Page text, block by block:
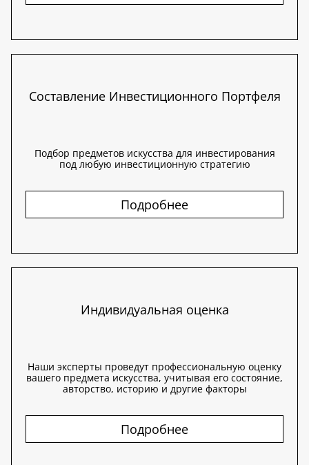
Составление Инвестиционного Портфеля
Подбор предметов искусства для инвестирования
под любую инвестиционную стратегию
Подробнее
Индивидуальная оценка
Наши эксперты проведут профессиональную оценку
вашего предмета искусства, учитывая его состояние,
авторство, историю и другие факторы
Подробнее